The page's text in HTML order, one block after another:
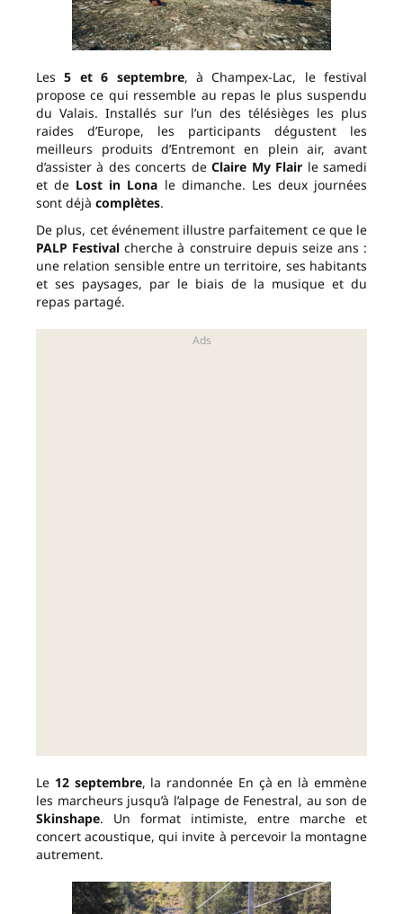
Les5 et 6 septembre, à Champex-Lac, le festival
propose ce qui ressemble au repas le plus suspendu
du Valais. Installés sur l’un des télésièges les plus
raides d’Europe, les participants dégustent les
meilleurs produits d’Entremont en plein air, avant
d’assister à des concerts deClaire My Flair le samedi
et de Lost in Lona le dimanche. Les deux journées
sont déjà complètes.
De plus, cet événement illustre parfaitement ce que le
PALP Festival cherche à construire depuis seize ans :
une relation sensible entre un territoire, ses habitants
et ses paysages, par le biais de la musique et du
repas partagé.
Le 12 septembre, la randonnée En çà en là emmène
les marcheurs jusqu’à l’alpage de Fenestral, au son de
Skinshape. Un format intimiste, entre marche et
concert acoustique, qui invite à percevoir la montagne
autrement.